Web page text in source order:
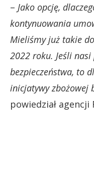
– Jako opcję,
kontynuowania
Mieliśmy już takie
2022 roku. Jeśli
bezpieczeństwa, to
inicjatywy zbożowej
powiedział agencji